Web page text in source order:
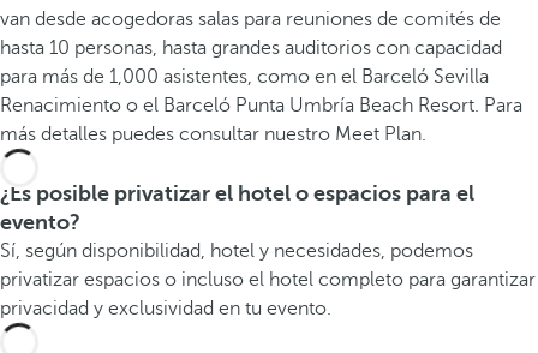
van desde acogedoras salas para reuniones de comités de
hasta 10 personas, hasta grandes auditorios con capacidad
para más de 1,000 asistentes, como en el Barceló Sevilla
Renacimiento o el Barceló Punta Umbría Beach Resort. Para
más detalles puedes consultar nuestro Meet Plan.
¿Es posible privatizar el hotel o espacios para el
evento?
Sí, según disponibilidad, hotel y necesidades, podemos
privatizar espacios o incluso el hotel completo para garantizar
privacidad y exclusividad en tu evento.